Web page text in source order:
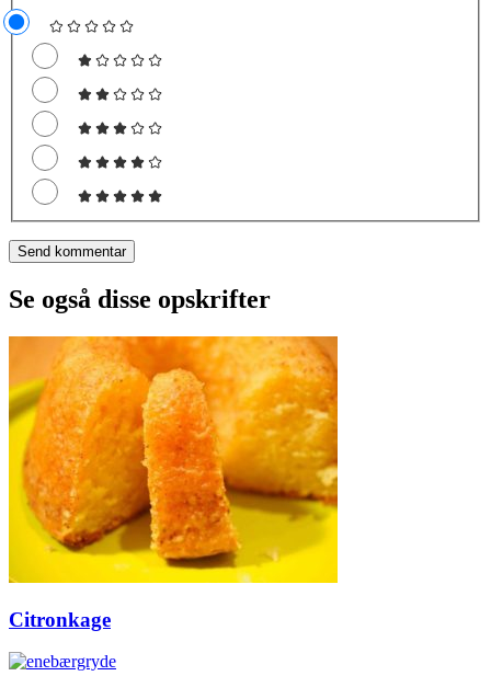
Se også disse opskrifter
Citronkage